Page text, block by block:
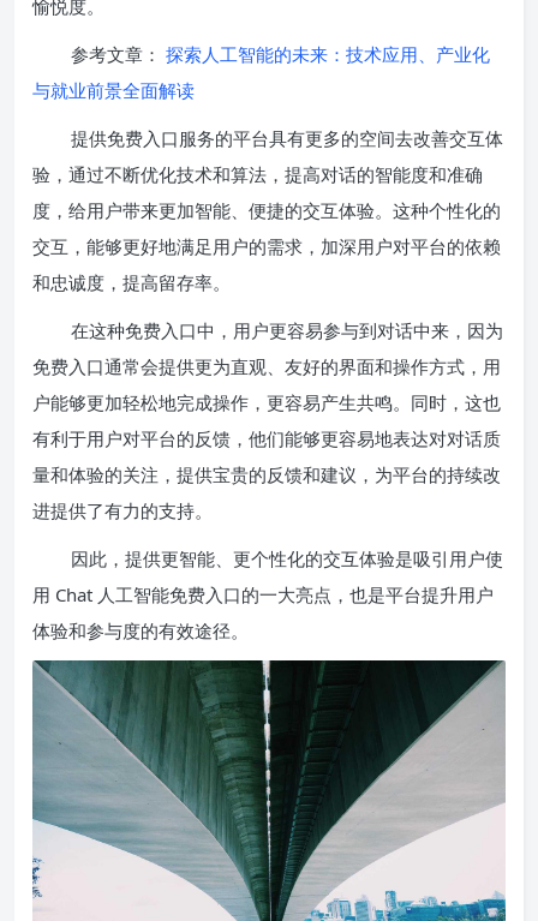
愉悦度。
参考文章： 探索人工智能的未来：技术应用、产业化
与就业前景全面解读
提供免费入口服务的平台具有更多的空间去改善交互体
验，通过不断优化技术和算法，提高对话的智能度和准确
度，给用户带来更加智能、便捷的交互体验。这种个性化的
交互，能够更好地满足用户的需求，加深用户对平台的依赖
和忠诚度，提高留存率。
在这种免费入口中，用户更容易参与到对话中来，因为
免费入口通常会提供更为直观、友好的界面和操作方式，用
户能够更加轻松地完成操作，更容易产生共鸣。同时，这也
有利于用户对平台的反馈，他们能够更容易地表达对对话质
量和体验的关注，提供宝贵的反馈和建议，为平台的持续改
进提供了有力的支持。
因此，提供更智能、更个性化的交互体验是吸引用户使
用 Chat 人工智能免费入口的一大亮点，也是平台提升用户
体验和参与度的有效途径。